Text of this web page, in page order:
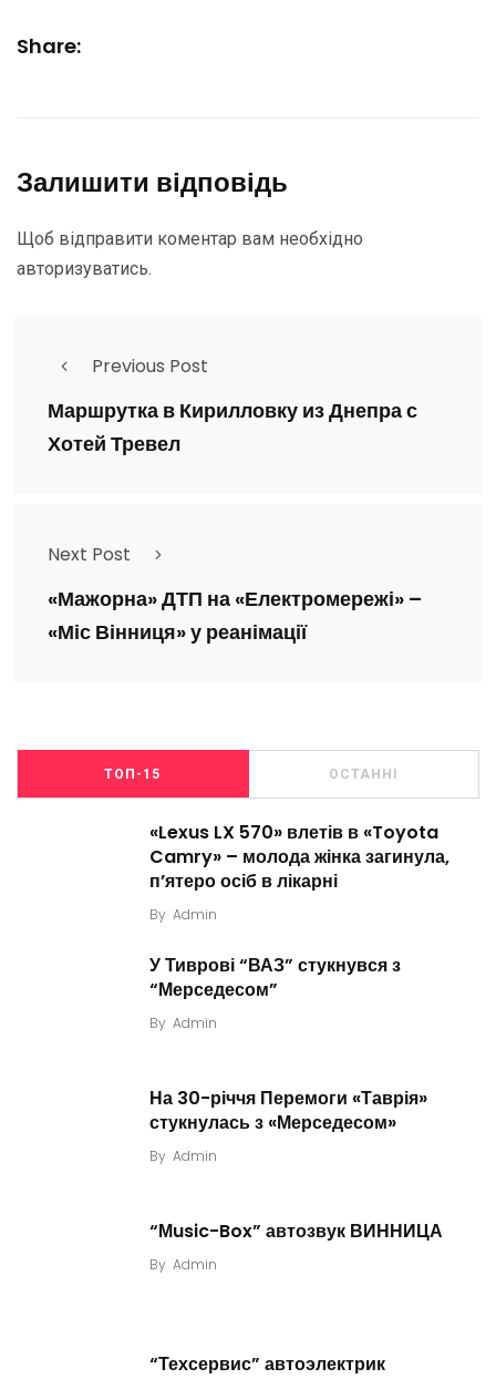
Share:
Залишити відповідь
Щоб відправити коментар вам необхідно
авторизуватись.
Previous Post
Маршрутка в Кирилловку из Днепра с
Хотей Тревел
Next Post
«Мажорна» ДТП на «Електромережі» –
«Міс Вінниця» у реанімації
ТОП-15 ОСТАННІ
«Lexus LX 570» влетів в «Toyota
Camry» – молода жінка загинула,
п’ятеро осіб в лікарні
By Admin
У Тиврові “ВАЗ” стукнувся з
“Мерседесом”
By Admin
На 30-річчя Перемоги «Таврія»
стукнулась з «Мерседесом»
By Admin
“Мusic-Box” автозвук ВИННИЦА
By Admin
“Техсервис” автоэлектрик